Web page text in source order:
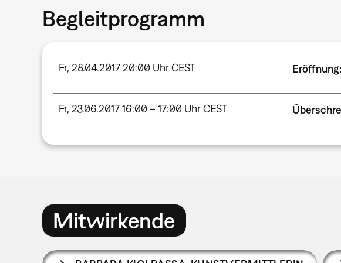
Begleitprogramm
Fr, 28.04.2017 20:00 Uhr CEST
Fr, 23.06.2017 16:00 – 17:00 Uhr CEST
Mitwirkende